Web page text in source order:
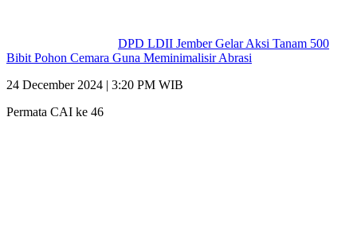
DPD LDII Jember Gelar Aksi Tanam 500
Bibit Pohon Cemara Guna Meminimalisir Abrasi
24 December 2024 | 3:20 PM WIB
Permata CAI ke 46